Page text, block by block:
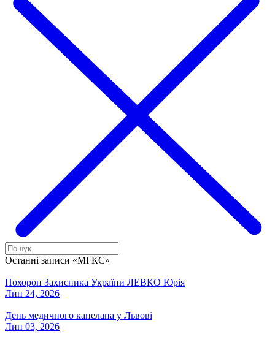
Останні записи «МГКЄ»
Похорон Захисника України ЛЕВКО Юрія
Лип 24, 2026
День медичного капелана у Львові
Лип 03, 2026